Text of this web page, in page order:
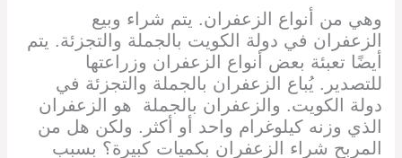
وهي من أنواع الزعفران. يتم شراء وبيع
الزعفران في دولة الكويت بالجملة والتجزئة. يتم
أيضًا تعبئة بعض أنواع الزعفران وزراعتها
للتصدير. يُباع الزعفران بالجملة والتجزئة في
دولة الكويت. والزعفران بالجملة هو الزعفران
الذي وزنه كيلوغرام واحد أو أكثر. ولكن هل من
المربح شراء الزعفران بكميات كبيرة؟ بسبب